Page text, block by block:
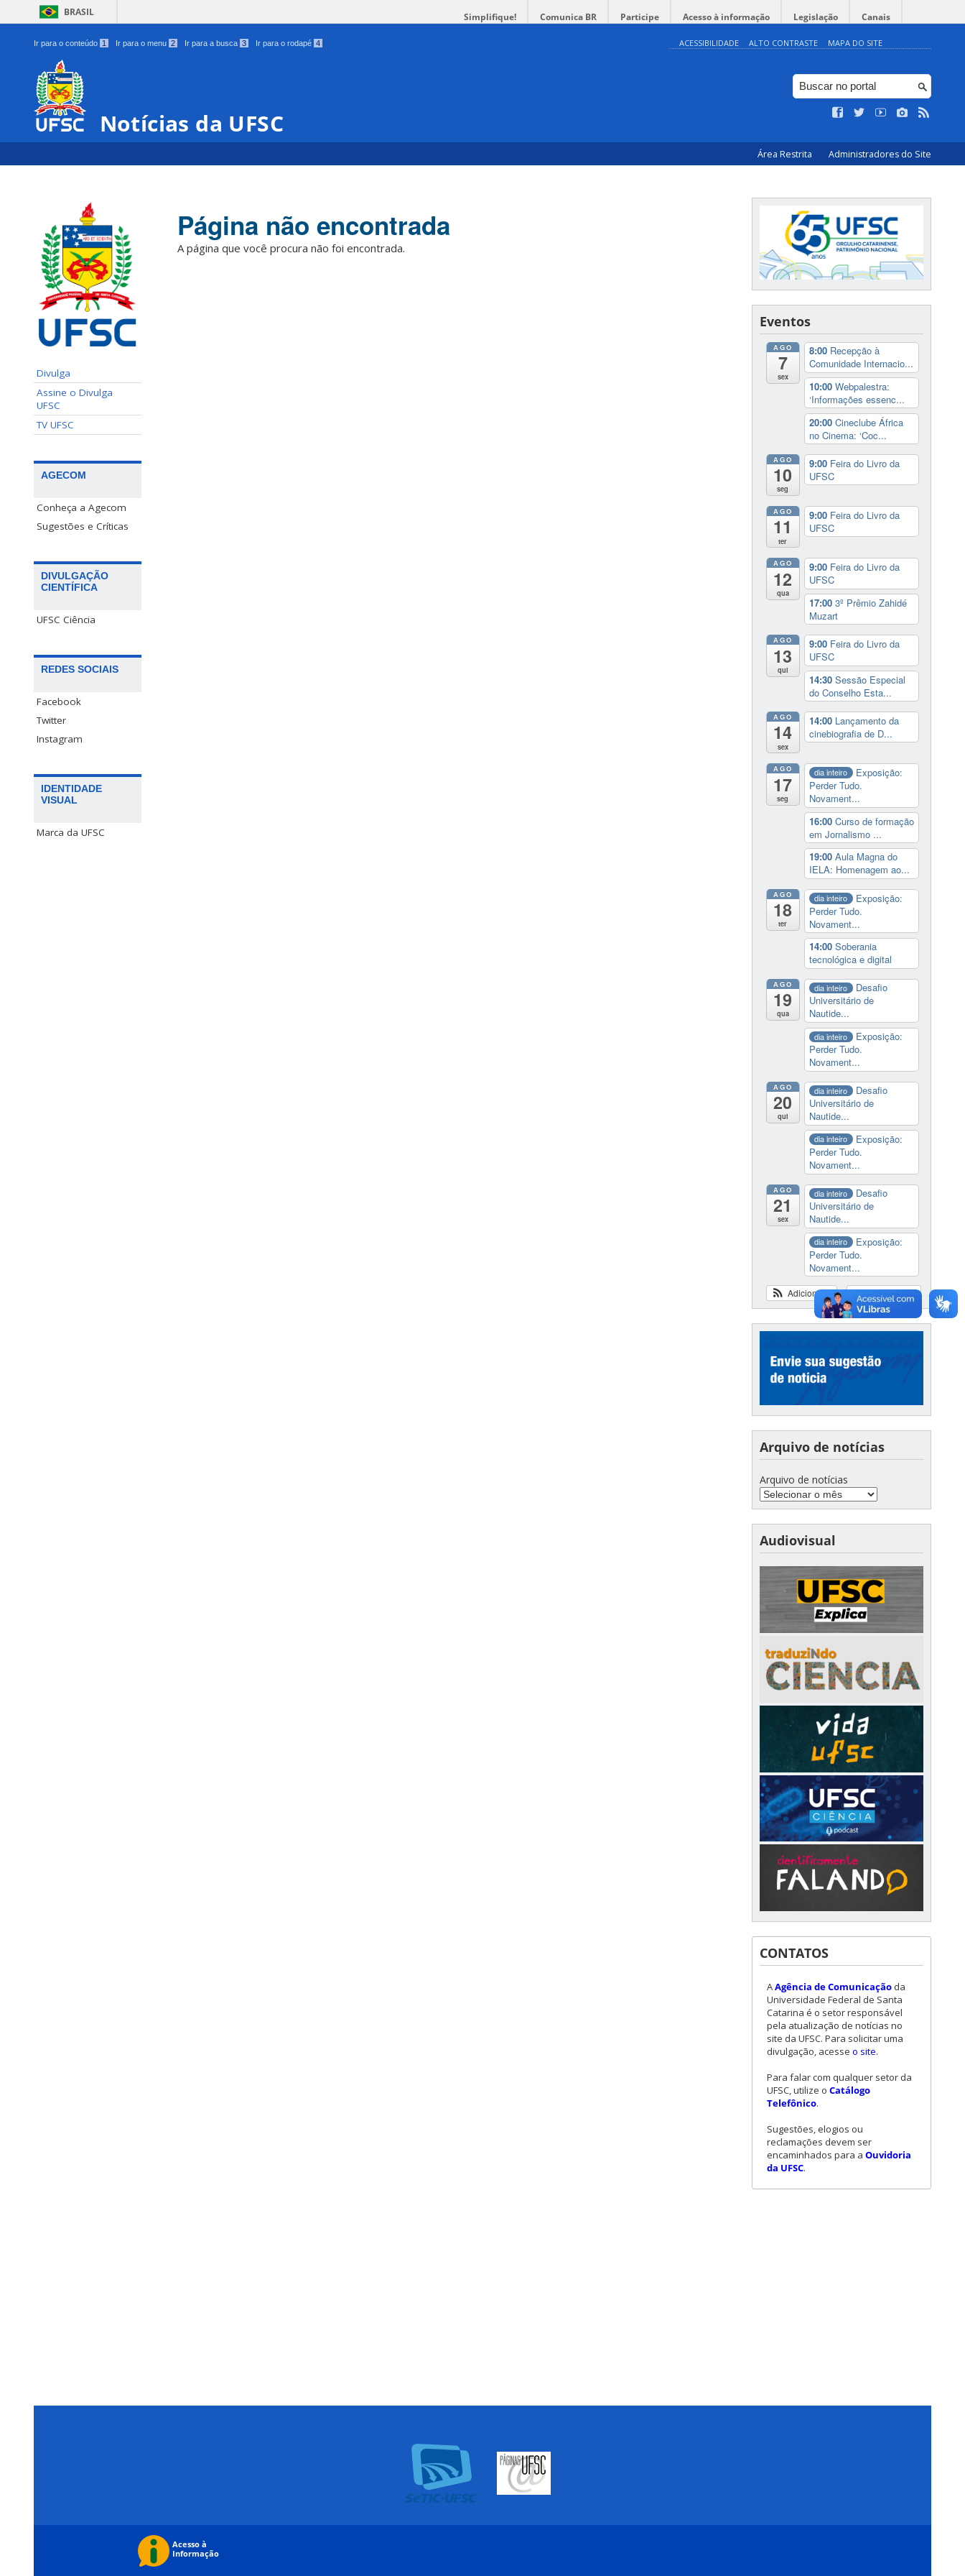
BRASIL Simplifique! Comunica BR Participe Acesso à informação Legislação Canais
Ir para o conteúdo 1 Ir para o menu 2 Ir para a busca 3 Ir para o rodapé 4 ACESSIBILIDADE ALTO CONTRASTE MAPA DO SITE
Notícias da UFSC
Área Restrita Administradores do Site
Divulga
Assine o Divulga
UFSC
TV UFSC
AGECOM
Conheça a Agecom
Sugestões e Críticas
DIVULGAÇÃO
CIENTÍFICA
UFSC Ciência
REDES SOCIAIS
Facebook
Twitter
Instagram
IDENTIDADE
VISUAL
Marca da UFSC
Página não encontrada
A página que você procura não foi encontrada.
Eventos
AGO
7
sex
8:00 Recepção à
Comunidade Internacio...
10:00 Webpalestra:
‘Informações essenc...
20:00 Cineclube África
no Cinema: ‘Coc...
AGO
10
seg
9:00 Feira do Livro da
UFSC
AGO
11
ter
9:00 Feira do Livro da
UFSC
AGO
12
qua
9:00 Feira do Livro da
UFSC
17:00 3º Prêmio Zahidé
Muzart
AGO
13
qui
9:00 Feira do Livro da
UFSC
14:30 Sessão Especial
do Conselho Esta...
AGO
14
sex
14:00 Lançamento da
cinebiografia de D...
AGO
17
seg
dia inteiro
Exposição:
Perder Tudo.
Novament...
16:00 Curso de formação
em Jornalismo ...
19:00 Aula Magna do
IELA: Homenagem ao...
AGO
18
ter
dia inteiro
Exposição:
Perder Tudo.
Novament...
14:00 Soberania
tecnológica e digital
AGO
19
qua
dia inteiro
Desafio
Universitário de
Nautide...
dia inteiro
Exposição:
Perder Tudo.
Novament...
AGO
20
qui
dia inteiro
Desafio
Universitário de
Nautide...
dia inteiro
Exposição:
Perder Tudo.
Novament...
AGO
21
sex
dia inteiro
Desafio
Universitário de
Nautide...
dia inteiro
Exposição:
Perder Tudo.
Novament...
Ver calendário
Adicionar
Arquivo de notícias
Arquivo de notícias
Audiovisual
CONTATOS
AAgência de Comunicação da
Universidade Federal de Santa
Catarina é o setor responsável
pela atualização de notícias no
site da UFSC. Para solicitar uma
divulgação, acesse o site.
Para falar com qualquer setor da
UFSC, utilize o Catálogo
Telefônico.
Sugestões, elogios ou
reclamações devem ser
encaminhados para a Ouvidoria
da UFSC.